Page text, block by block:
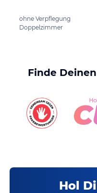
ohne Verpflegung
Doppelzimmer
Finde
Hol